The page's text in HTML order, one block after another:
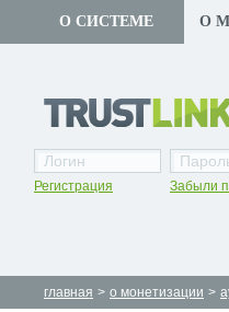
О СИСТЕМЕ О
Регистрация Забыли
главная > о монетизации >